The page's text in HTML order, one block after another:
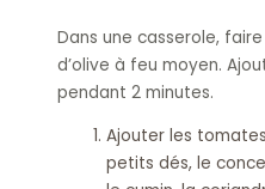
Dans une casserole, faire
d’olive à feu moyen.
pendant 2 minutes.
Ajouter les
petits dés, le